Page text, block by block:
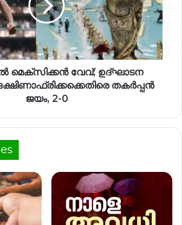
മെക്‌സിക്കൻ വേവ്; ഉദ്ഘാടന
തകർപ്പൻ
ജയം, 2-0